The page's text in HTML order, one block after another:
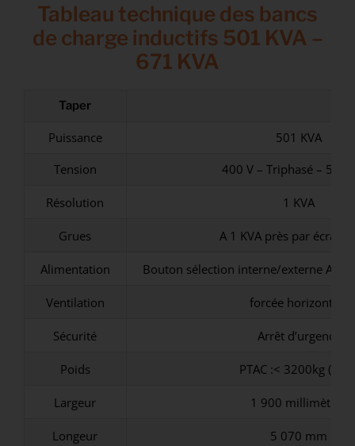
Tableau technique des bancs
de charge inductifs 501 KVA –
671 KVA
Taper
Puissance
501 KVA
Tension
400 V – Triphasé – 50/
Résolution 1 KVA
Grues A 1 KVA près par écran
Alimentation Bouton sélection interne/externe
Ventilation forcée horizontale
Sécurité Arrêt d’urgence
Poids PTAC :< 3200kg
Largeur 1 900 millimètres
Longeur 5 070 mm